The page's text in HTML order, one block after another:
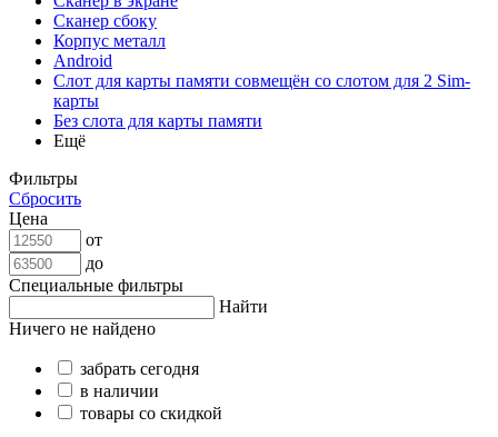
Сканер сбоку
Корпус металл
Android
Слот для карты памяти совмещён со слотом для 2 Sim-
карты
Без слота для карты памяти
Ещё
Фильтры
Сбросить
Цена
от
до
Специальные фильтры
Найти
Ничего не найдено
забрать сегодня
в наличии
товары со скидкой